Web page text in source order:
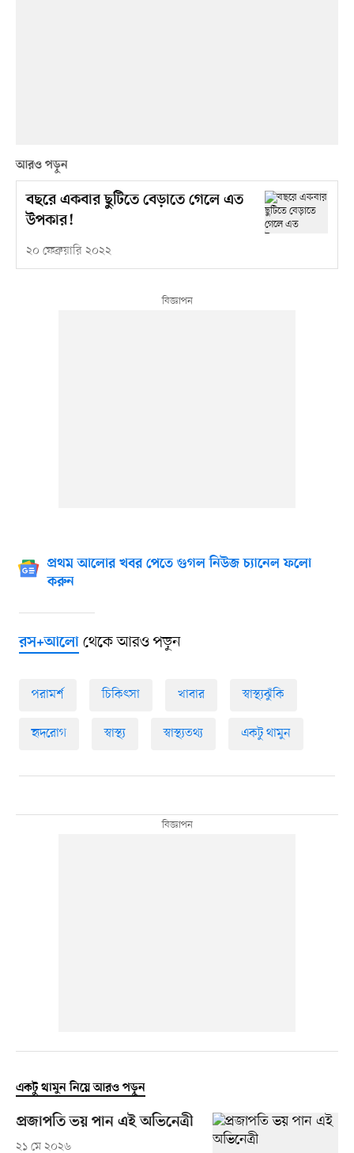
আরও পড়ুন
বছরে একবার ছুটিতে বেড়াতে গেলে এত
উপকার!
২০ ফেব্রুয়ারি ২০২২
প্রথম আলোর খবর পেতে গুগল নিউজ চ্যানেল ফলো
করুন
রস+আলোথেকে আরও পড়ুন
পরামর্শ চিকিৎসা খাবার স্বাস্থ্যঝুঁকি
হৃদরোগ স্বাস্থ্য স্বাস্থ্যতথ্য একটু থামুন
একটু থামুন নিয়ে আরও পড়ুন
প্রজাপতি ভয় পান এই অভিনেত্রী
২১ মে ২০২৬